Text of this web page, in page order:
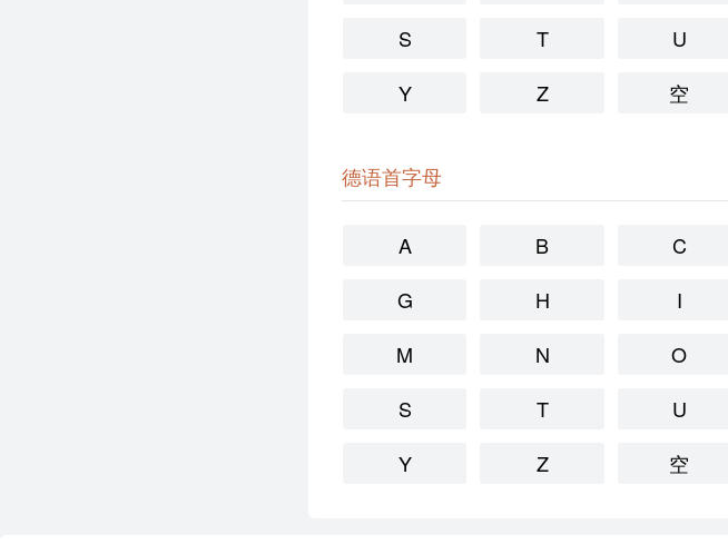
S
T U
Y
Z 空
德语首字母
A B C
G
H I
M
N O
S
T U
Y
Z 空